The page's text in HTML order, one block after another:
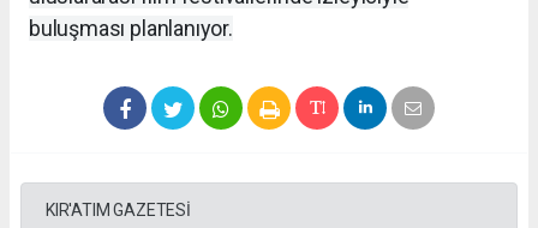
buluşması planlanıyor.
KIR'ATIM GAZETESİ